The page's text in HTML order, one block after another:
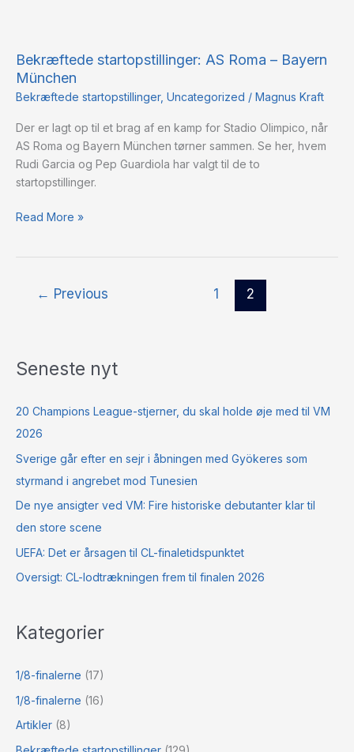
Bekræftede startopstillinger: AS Roma – Bayern
München
Bekræftede startopstillinger, Uncategorized / Magnus Kraft
Der er lagt op til et brag af en kamp for Stadio Olimpico, når
AS Roma og Bayern München tørner sammen. Se her, hvem
Rudi Garcia og Pep Guardiola har valgt til de to
startopstillinger.
AS
Roma
–
München
Read More »
← Previous 1 2
Seneste nyt
20 Champions League-stjerner, du skal holde øje med til VM
2026
Sverige går efter en sejr i åbningen med Gyökeres som
styrmand i angrebet mod Tunesien
De nye ansigter ved VM: Fire historiske debutanter klar til
den store scene
UEFA: Det er årsagen til CL-finaletidspunktet
Oversigt: CL-lodtrækningen frem til finalen 2026
Kategorier
1/8-finalerne (17)
1/8-finalerne (16)
Artikler (8)